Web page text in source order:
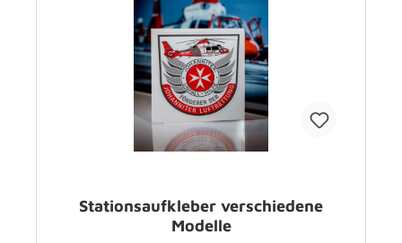
Stationsaufkleber verschiedene
Modelle